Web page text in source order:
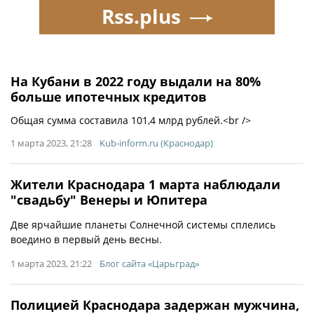
На Кубани в 2022 году выдали на 80%
больше ипотечных кредитов
Общая сумма составила 101,4 млрд рублей.<br />
1 марта 2023, 21:28 Kub-inform.ru (Краснодар)
Жители Краснодара 1 марта наблюдали
"свадьбу" Венеры и Юпитера
Две ярчайшие планеты Солнечной системы сплелись
воедино в первый день весны.
1 марта 2023, 21:22 Блог сайта «Царьград»
Полицией Краснодара задержан мужчина,
Rss.plus